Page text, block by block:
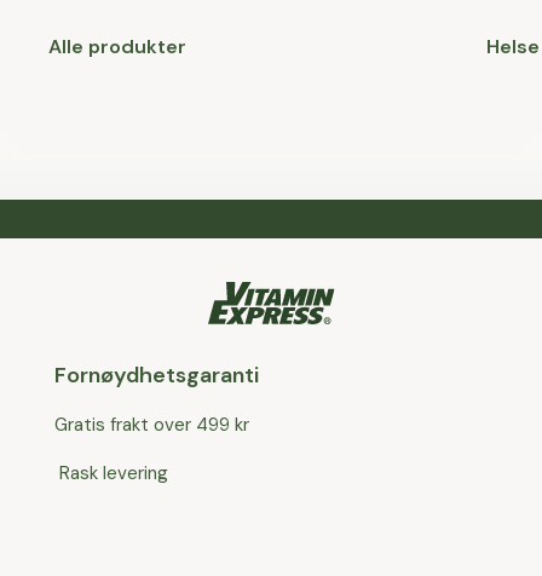
Alle produkter Helse
Fornøydhetsgaranti
Gratis frakt over 499 kr
Rask levering